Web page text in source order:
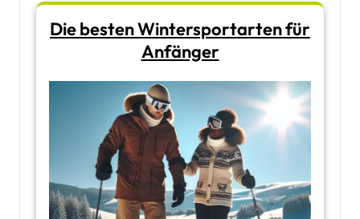
Die besten Wintersportarten für
Anfänger